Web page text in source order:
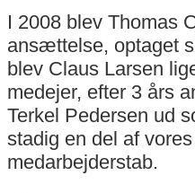
I 2008 blev Thomas
ansættelse, optaget
blev Claus Larsen
medejer, efter 3 års
Terkel Pedersen ud
stadig en del af
medarbejderstab.